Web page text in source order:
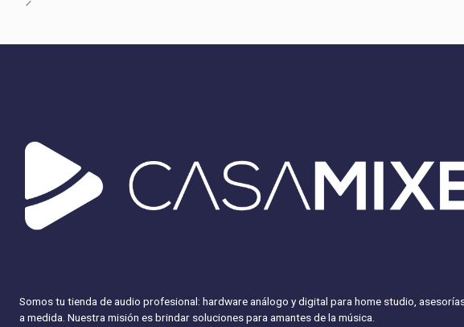
Somos tu tienda de audio profesional: hardware análogo y digital para home studio,
a medida. Nuestra misión es brindar soluciones para amantes de la música.